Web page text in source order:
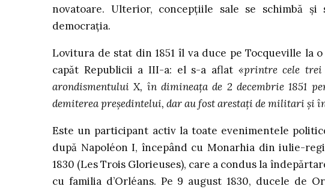
novatoare. Ulterior, concepţiile sale se schimbă
democraţia.
Lovitura de stat din 1851 îl va duce pe Tocqueville la
capăt Republicii a III-a: el s-a aflat «printre cele
arondismentului X, în dimineaţa de 2 decembrie 1851
demiterea preşedintelui, dar au fost arestaţi de militari şi
Este un participant activ la toate evenimentele
după Napoléon I, începând cu Monarhia din iulie-
1830 (Les Trois Glorieuses), care a condus la
cu familia d’Orléans. Pe 9 august 1830, ducele de